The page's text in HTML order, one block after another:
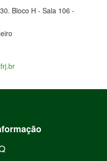
Bloco H - Sala 106 -